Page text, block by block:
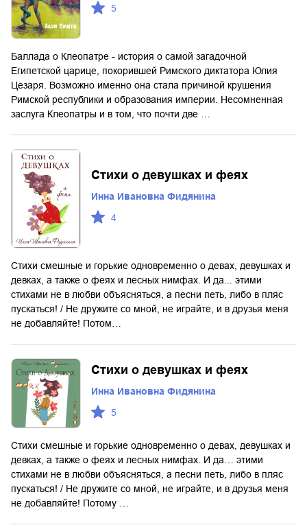
5
Баллада о Клеопатре - история о самой загадочной
Египетской царице, покорившей Римского диктатора Юлия
Цезаря. Возможно именно она стала причиной крушения
Римской республики и образования империи. Несомненная
заслуга Клеопатры и в том, что почти две …
Стихи о девушках и феях
Инна Ивановна Фидянина
4
Стихи смешные и горькие одновременно о девах, девушках и
девках, а также о феях и лесных нимфах. И да... этими
стихами не в любви объясняться, а песни петь, либо в пляс
пускаться! / Не дружите со мной, не играйте, и в друзья меня
не добавляйте! Потом…
Стихи о девушках и феях
Инна Ивановна Фидянина
5
Стихи смешные и горькие одновременно о девах, девушках и
девках, а также о феях и лесных нимфах. И да… этими
стихами не в любви объясняться, а песни петь, либо в пляс
пускаться! / Не дружите со мной, не играйте, и в друзья меня
не добавляйте! Потому …